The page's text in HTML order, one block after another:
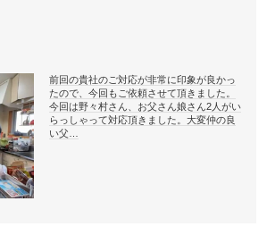
前回の貴社のご対応が非常に印象が良かっ
たので、今回もご依頼させて頂きました。
今回は野々村さん、お父さん娘さん2人がい
らっしゃって対応頂きました。大変仲の良
い父…